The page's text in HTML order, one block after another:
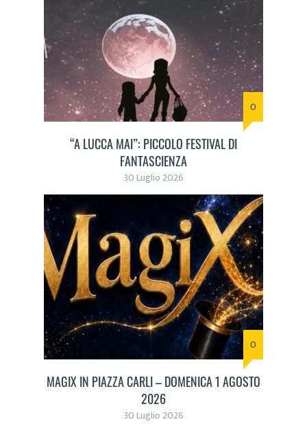
0
“A LUCCA MAI”: PICCOLO FESTIVAL DI
FANTASCIENZA
30 Luglio 2026
0
MAGIX IN PIAZZA CARLI – DOMENICA 1 AGOSTO
2026
30 Luglio 2026